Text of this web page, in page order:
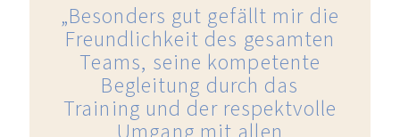
„Besonders gut gefällt mir die
Freundlichkeit des gesamten
Teams, seine kompetente
Begleitung durch das
Training und der respektvolle